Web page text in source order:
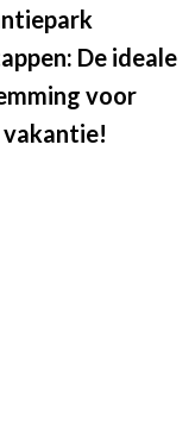
De ideale
voor